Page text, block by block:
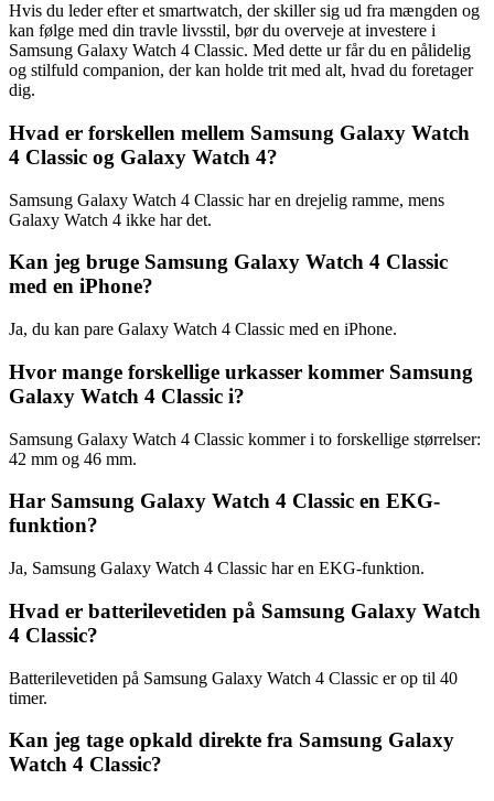
Hvis du leder efter et smartwatch, der skiller sig ud fra mængden og
kan følge med din travle livsstil, bør du overveje at investere i
Samsung Galaxy Watch 4 Classic. Med dette ur får du en pålidelig
og stilfuld companion, der kan holde trit med alt, hvad du foretager
dig.
Hvad er forskellen mellem Samsung Galaxy Watch
4 Classic og Galaxy Watch 4?
Samsung Galaxy Watch 4 Classic har en drejelig ramme, mens
Galaxy Watch 4 ikke har det.
Kan jeg bruge Samsung Galaxy Watch 4 Classic
med en iPhone?
Ja, du kan pare Galaxy Watch 4 Classic med en iPhone.
Hvor mange forskellige urkasser kommer Samsung
Galaxy Watch 4 Classic i?
Samsung Galaxy Watch 4 Classic kommer i to forskellige størrelser:
42 mm og 46 mm.
Har Samsung Galaxy Watch 4 Classic en EKG-
funktion?
Ja, Samsung Galaxy Watch 4 Classic har en EKG-funktion.
Hvad er batterilevetiden på Samsung Galaxy Watch
4 Classic?
Batterilevetiden på Samsung Galaxy Watch 4 Classic er op til 40
timer.
Kan jeg tage opkald direkte fra Samsung Galaxy
Watch 4 Classic?